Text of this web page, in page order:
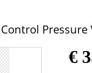
Control
€